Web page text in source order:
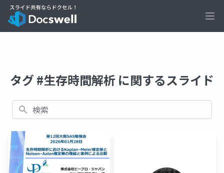
タグ #生存時間解析 に関するスライド
検索